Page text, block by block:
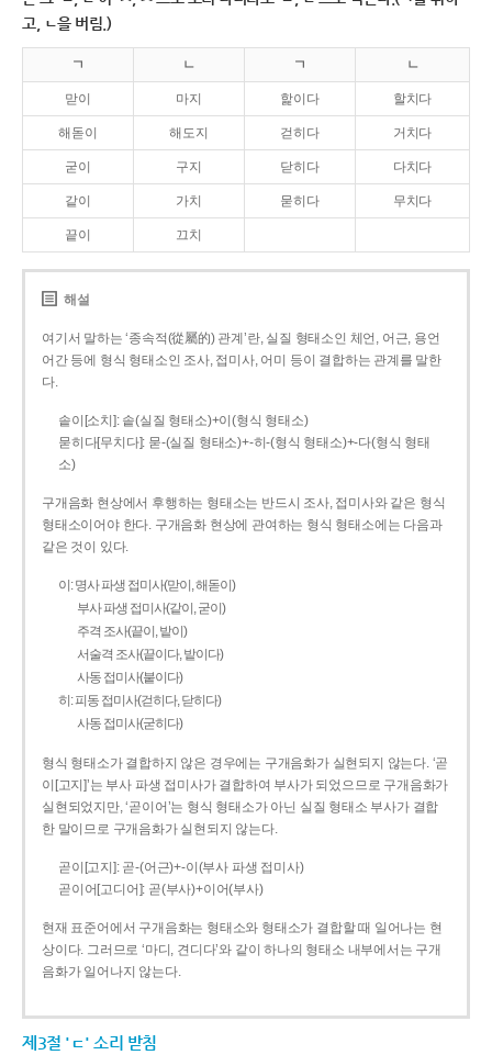
고, ㄴ을 버림.)
ㄱ ㄴ ㄱ ㄴ
맏이 마지 핥이다 할치다
해돋이 해도지 걷히다 거치다
굳이 구지 닫히다 다치다
같이 가치 묻히다 무치다
끝이 끄치
해설
여기서 말하는 ‘종속적(從屬的) 관계’란, 실질 형태소인 체언, 어근, 용언
어간 등에 형식 형태소인 조사, 접미사, 어미 등이 결합하는 관계를 말한
다.
솥이[소치]: 솥(실질 형태소)+이(형식 형태소)
묻히다[무치다]: 묻­-(실질 형태소)+­-히­-(형식 형태소)+-다(형식 형태
소)
구개음화 현상에서 후행하는 형태소는 반드시 조사, 접미사와 같은 형식
형태소이어야 한다. 구개음화 현상에 관여하는 형식 형태소에는 다음과
같은 것이 있다.
이: 명사 파생 접미사(맏이, 해돋이)
부사 파생 접미사(같이, 굳이)
주격 조사(끝이, 밭이)
서술격 조사(끝이다, 밭이다)
사동 접미사(붙이다)
히: 피동 접미사(걷히다, 닫히다)
사동 접미사(굳히다)
형식 형태소가 결합하지 않은 경우에는 구개음화가 실현되지 않는다. ‘곧
이[고지]’는 부사 파생 접미사가 결합하여 부사가 되었으므로 구개음화가
실현되었지만, ‘곧이어’는 형식 형태소가 아닌 실질 형태소 부사가 결합
한 말이므로 구개음화가 실현되지 않는다.
곧이[고지]: 곧-­(어근)+­-이(부사 파생 접미사)
곧이어[고디어]: 곧(부사)+이어(부사)
현재 표준어에서 구개음화는 형태소와 형태소가 결합할 때 일어나는 현
상이다. 그러므로 ‘마디, 견디다’와 같이 하나의 형태소 내부에서는 구개
음화가 일어나지 않는다.
제3절 'ㄷ' 소리 받침